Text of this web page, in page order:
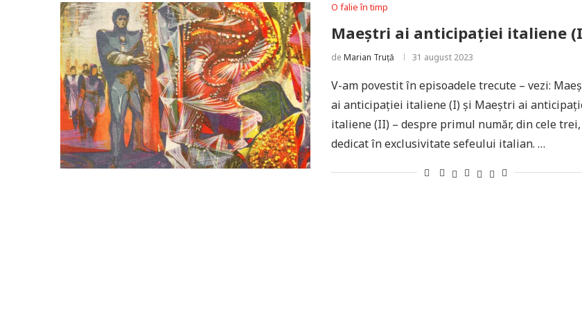
O falie în timp
Maeștri ai anticipației italiene
de Marian Truță 31 august 2023
V-am povestit în episoadele trecute – vezi:
ai anticipației italiene (I) și Maeștri ai
italiene (II) – despre primul număr, din cele trei,
dedicat în exclusivitate sefeului italian. …